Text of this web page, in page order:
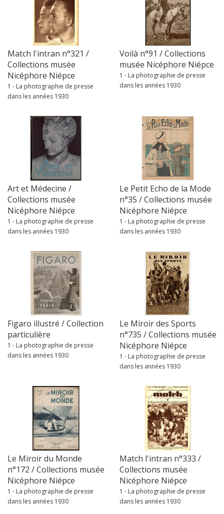
Match l'intran n°321 /
Collections musée
Nicéphore Niépce
1 - La photographie de presse
dans les années 1930
Voilà n°91 / Collections
musée Nicéphore Niépce
1 - La photographie de presse
dans les années 1930
Art et Médecine /
Collections musée
Nicéphore Niépce
1 - La photographie de presse
dans les années 1930
Le Petit Echo de la Mode
n°35 / Collections musée
Nicéphore Niépce
1 - La photographie de presse
dans les années 1930
Figaro illustré / Collection
particulière
1 - La photographie de presse
dans les années 1930
Le Miroir des Sports
n°735 / Collections musée
Nicéphore Niépce
1 - La photographie de presse
dans les années 1930
Le Miroir du Monde
n°172 / Collections musée
Nicéphore Niépce
1 - La photographie de presse
dans les années 1930
Match l'intran n°333 /
Collections musée
Nicéphore Niépce
1 - La photographie de presse
dans les années 1930